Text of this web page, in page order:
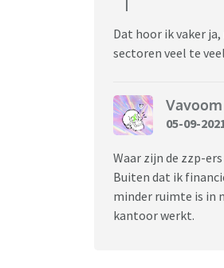
Dat hoor ik vaker
sectoren veel te
Vavoom
05-09-
Waar zijn de zzp-
Buiten dat ik
minder ruimte is in
kantoor werkt.